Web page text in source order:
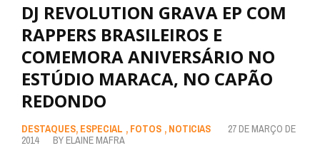
DJ REVOLUTION GRAVA EP COM
RAPPERS BRASILEIROS E
COMEMORA ANIVERSÁRIO NO
ESTÚDIO MARACA, NO CAPÃO
REDONDO
DESTAQUES, ESPECIAL , FOTOS , NOTICIAS
27 DE MARÇO DE
2014
BY ELAINE MAFRA